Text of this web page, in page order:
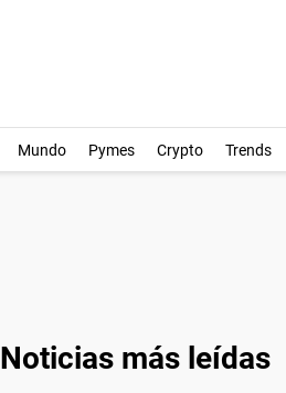
Mundo Pymes Crypto Trends
Noticias más leídas